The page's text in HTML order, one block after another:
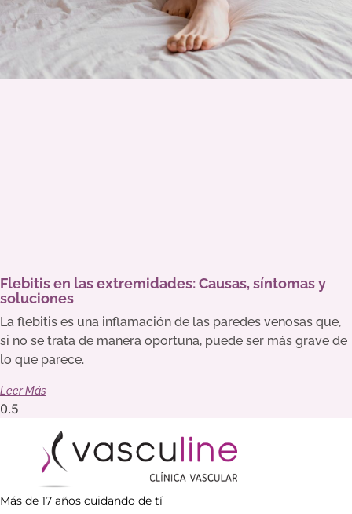
Flebitis en las extremidades: Causas, síntomas y
soluciones
La flebitis es una inflamación de las paredes venosas que,
si no se trata de manera oportuna, puede ser más grave de
lo que parece.
Leer Más
Más de 17 años cuidando de tí